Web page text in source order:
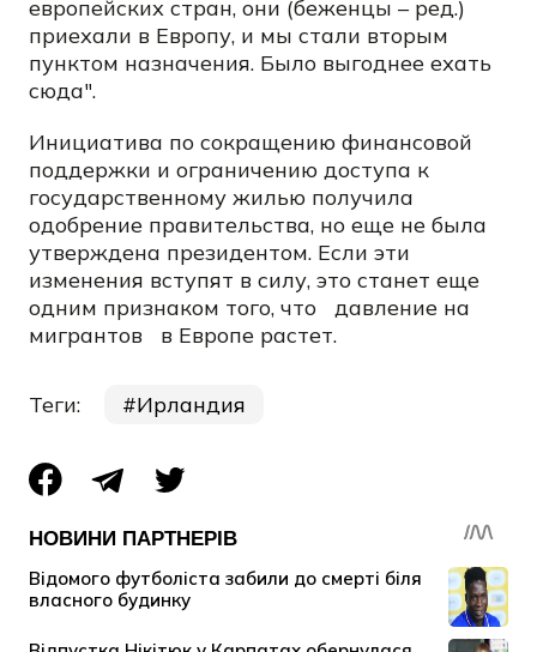
европейских стран, они (беженцы – ред.)
приехали в Европу, и мы стали вторым
пунктом назначения. Было выгоднее ехать
сюда".
Инициатива по сокращению финансовой
поддержки и ограничению доступа к
государственному жилью получила
одобрение правительства, но еще не была
утверждена президентом. Если эти
изменения вступят в силу, это станет еще
одним признаком того, что
давление на
мигрантов
в Европе растет.
Теги: Ирландия